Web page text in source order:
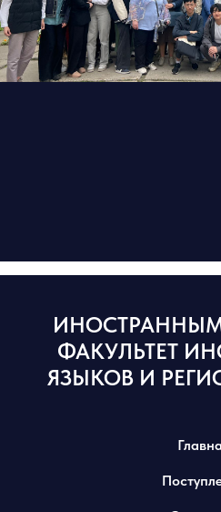
ФАКУЛЬТЕТ
ЯЗЫКОВ И